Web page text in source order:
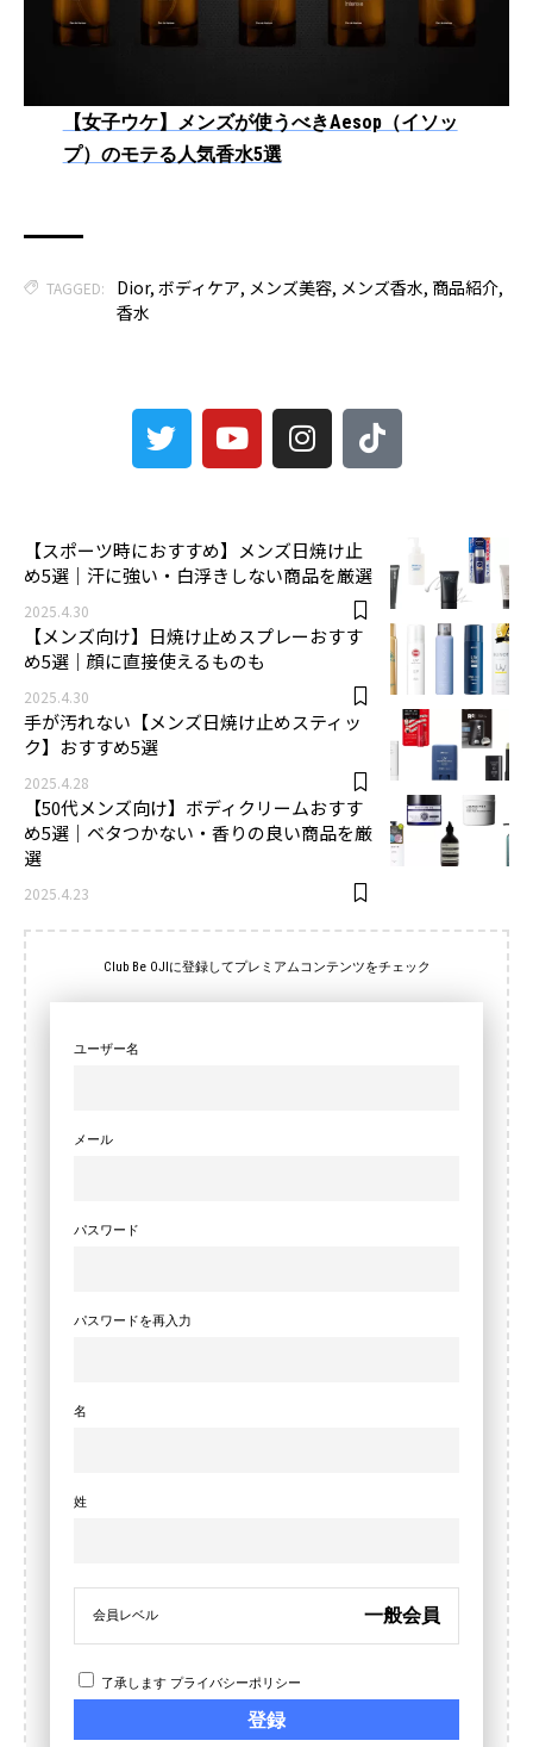
【女子ウケ】メンズが使うべきAesop（イソッ
プ）のモテる人気香水5選
TAGGED: Dior, ボディケア, メンズ美容, メンズ香水, 商品紹介,
香水
【スポーツ時におすすめ】メンズ日焼け止
め5選｜汗に強い・白浮きしない商品を厳選
2025.4.30
【メンズ向け】日焼け止めスプレーおすす
め5選｜顔に直接使えるものも
2025.4.30
手が汚れない【メンズ日焼け止めスティッ
ク】おすすめ5選
2025.4.28
【50代メンズ向け】ボディクリームおすす
め5選｜ベタつかない・香りの良い商品を厳
選
2025.4.23
Club Be OJIに登録してプレミアムコンテンツをチェック
ユーザー名
メール
パスワード
パスワードを再入力
名
姓
会員レベル 一般会員
了承します プライバシーポリシー